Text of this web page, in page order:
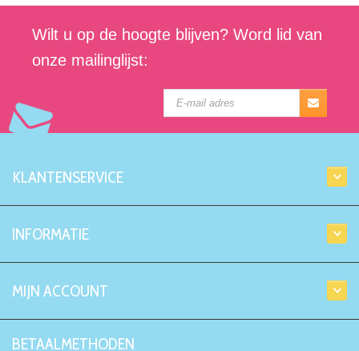
Wilt u op de hoogte blijven? Word lid van
onze mailinglijst:
KLANTENSERVICE
INFORMATIE
MIJN ACCOUNT
BETAALMETHODEN